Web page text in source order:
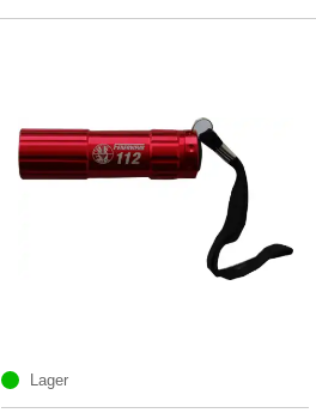
Lager